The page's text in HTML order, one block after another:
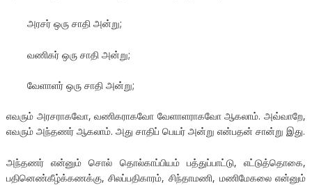
அரசர் ஒரு சாதி அன்று;
வணிகர் ஒரு சாதி அன்று;
வேளாளர் ஒரு சாதி அன்று;
எவரும் அரசராகவோ, வணிகராகவோ வேளாளராகவோ ஆகலாம். அவ்வாறே,
எவரும் அந்தணர் ஆகலாம். அது சாதிப் பெயர் அன்று என்பதன் சான்று இது.
அந்தணர் என்னும் சொல் தொல்காப்பியம் பத்துப்பாட்டு, எட்டுத்தொகை,
பதினெண்கீழ்க்கணக்கு, சிலப்பதிகாரம், சிந்தாமணி, மணிமேகலை என்னும்